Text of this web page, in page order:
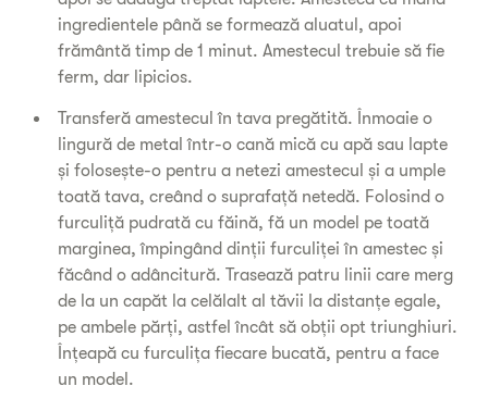
ingredientele până se formează aluatul, apoi
frământă timp de 1 minut. Amestecul trebuie să fie
ferm, dar lipicios.
Transferă amestecul în tava pregătită. Înmoaie o
lingură de metal într-o cană mică cu apă sau lapte
și folosește-o pentru a netezi amestecul și a umple
toată tava, creând o suprafață netedă. Folosind o
furculiță pudrată cu făină, fă un model pe toată
marginea, împingând dinții furculiței în amestec și
făcând o adâncitură. Trasează patru linii care merg
de la un capăt la celălalt al tăvii la distanțe egale,
pe ambele părți, astfel încât să obții opt triunghiuri.
Înțeapă cu furculița fiecare bucată, pentru a face
un model.